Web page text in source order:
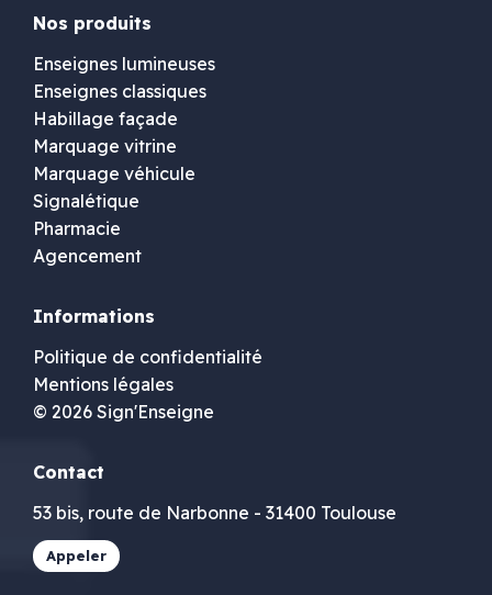
Nos produits
Enseignes lumineuses
Enseignes classiques
Habillage façade
Marquage vitrine
Marquage véhicule
Signalétique
Pharmacie
Agencement
Informations
Politique de confidentialité
Mentions légales
© 2026 Sign'Enseigne
Contact
53 bis, route de Narbonne - 31400 Toulouse
Appeler